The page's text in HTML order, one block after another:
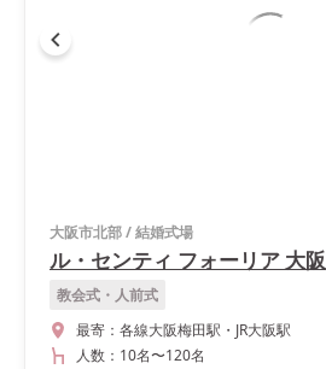
大阪市北部/結婚式場
ル・センティ フォーリア 大阪
教会式・人前式
最寄： 各線大阪梅田駅・JR大阪駅
人数： 10名〜120名